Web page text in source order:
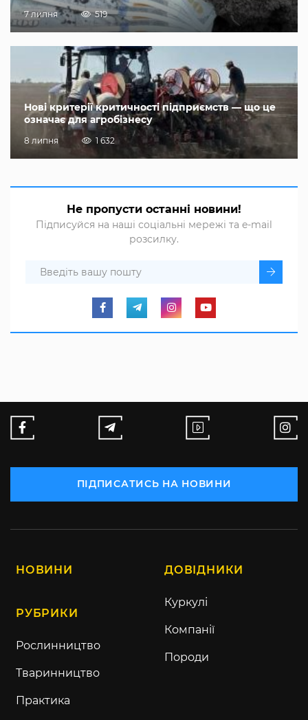
7 липня 519
Нові критерії критичності підприємств — що це
означає для агробізнесу
8 липня 1 632
Не пропусти останні новини!
Підписуйся на наші соціальні мережі та e-mail
розсилку.
ПІДПИСАТИСЬ НА НОВИНИ
НОВИНИ
РУБРИКИ
Рослинництво
Тваринництво
Практика
ДОВІДНИКИ
Куркулі
Компанії
Породи